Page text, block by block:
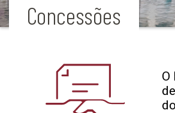
Concessões
O